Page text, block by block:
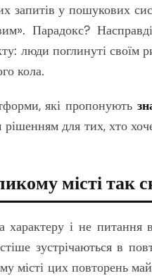
запитів у пошукових
Парадокс?
люди поглинуті своїм
кола.
які пропонують
для тих, хто
місті так
і не питання
зустрічаються в
місті цих повторень